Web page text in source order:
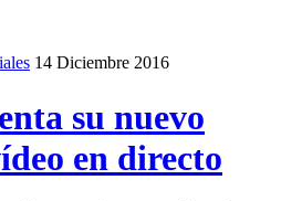
14 Diciembre 2016
su nuevo
en directo